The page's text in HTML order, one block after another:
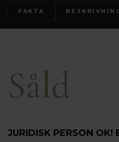
FAKTA
Såld
JURIDISK PERSON